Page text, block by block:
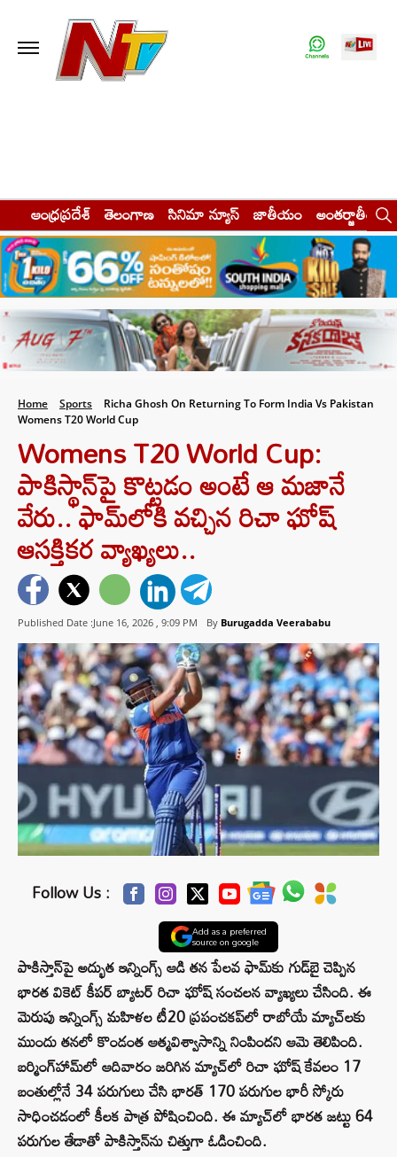
ఆంధ్రప్రదేశ్ తెలంగాణ సినిమా న్యూస్ జాతీయం అంతర్జాతీయం
Home Sports
Richa Ghosh On Returning To Form India Vs Pakistan
Womens T20 World Cup
Womens T20 World Cup:
పాకిస్థాన్‌పై కొట్టడం అంటే ఆ మజానే
వేరు.. ఫామ్‌లోకి వచ్చిన రిచా ఘోష్
ఆసక్తికర వ్యాఖ్యలు..
Published Date :June 16, 2026 , 9:09 PM By Burugadda Veerababu
Follow Us :
Add as a preferred
source on google
పాకిస్తాన్‌పై అద్భుత ఇన్నింగ్స్ ఆడి తన పేలవ ఫామ్‌కు గుడ్‌బై చెప్పిన
భారత వికెట్ కీపర్ బ్యాటర్ రిచా ఘోష్ సంచలన వ్యాఖ్యలు చేసింది. ఈ
మెరుపు ఇన్నింగ్స్ మహిళల టీ20 ప్రపంచకప్‌లో రాబోయే మ్యాచ్‌లకు
ముందు తనలో కొండంత ఆత్మవిశ్వాసాన్ని నింపిందని ఆమె తెలిపింది.
బర్మింగ్‌హామ్‌లో ఆదివారం జరిగిన మ్యాచ్‌లో రిచా ఘోష్ కేవలం 17
బంతుల్లోనే 34 పరుగులు చేసి భారత్ 170 పరుగుల భారీ స్కోరు
సాధించడంలో కీలక పాత్ర పోషించింది. ఈ మ్యాచ్‌లో భారత జట్టు 64
పరుగుల తేడాతో పాకిస్తాన్‌ను చిత్తుగా ఓడించింది.